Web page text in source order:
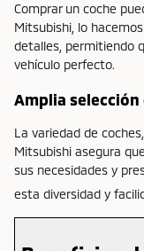
Comprar un coche
Mitsubishi, lo
detalles, permitiendo
vehículo perfecto.
Amplia
La variedad de
Mitsubishi asegura
sus necesidades y
esta diversidad y